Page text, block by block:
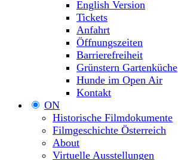
English Version
Tickets
Anfahrt
Öffnungszeiten
Barrierefreiheit
Grünstern Gartenküche
Hunde im Open Air
Kontakt
ON
Historische Filmdokumente
Filmgeschichte Österreich
About
Virtuelle Ausstellungen